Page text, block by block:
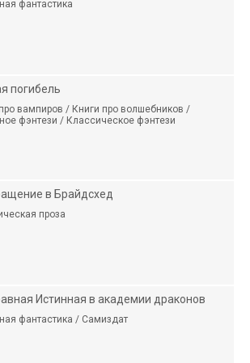
фантастика
погибель
вампиров / Книги про волшебников /
фэнтези / Классическое фэнтези
в Брайдсхед
проза
Истинная в академии драконов
фантастика / Самиздат